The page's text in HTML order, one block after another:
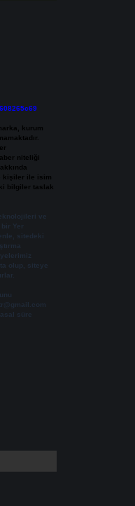
kurum
niteliği
kişiler ile isim
bilgiler taslak
ve
Yer
sitedeki
olup, siteye
süre